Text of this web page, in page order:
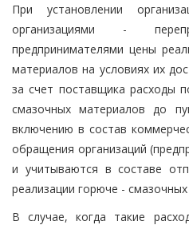
При установлении
организациями -
предпринимателями цены
материалов на условиях их
за счет поставщика расходы
смазочных материалов до
включению в состав
обращения организаций
и учитываются в составе
реализации горюче -
В случае, когда такие